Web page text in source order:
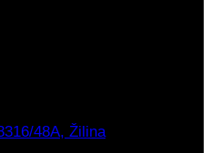
48A, Žilina